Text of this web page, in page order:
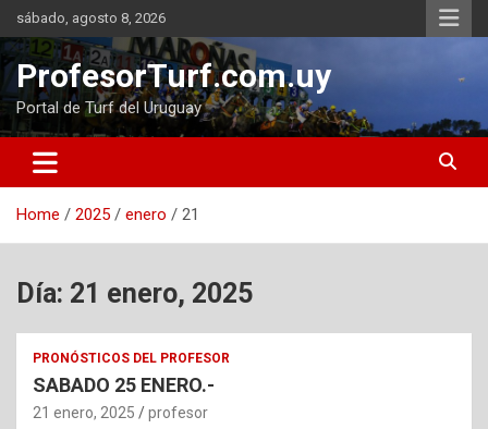
Skip
to
content
sábado, agosto 8, 2026
ProfesorTurf.com.uy
Portal de Turf del Uruguay
Home 2025 enero 21
Día: 21 enero, 2025
PRONÓSTICOS DEL PROFESOR
SABADO 25 ENERO.-
21 enero, 2025 profesor